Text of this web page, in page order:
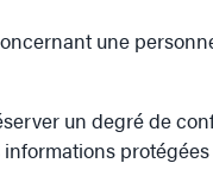
une
un degré de